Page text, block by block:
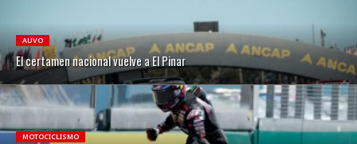
AUVO
El certamen nacional vuelve a El Pinar
MOTOCICLISMO